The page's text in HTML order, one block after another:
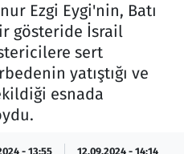
Ezgi Eygi'nin, Batı
gösteride İsrail
sert
yatıştığı ve
esnada
- 13:55 12.09.2024 - 14:14